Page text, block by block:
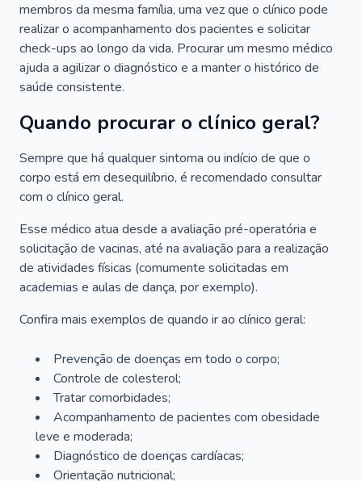
membros da mesma família, uma vez que o clínico pode
realizar o acompanhamento dos pacientes e solicitar
check-ups ao longo da vida. Procurar um mesmo médico
ajuda a agilizar o diagnóstico e a manter o histórico de
saúde consistente.
Quando procurar o clínico geral?
Sempre que há qualquer sintoma ou indício de que o
corpo está em desequilíbrio, é recomendado consultar
com o clínico geral.
Esse médico atua desde a avaliação pré-operatória e
solicitação de vacinas, até na avaliação para a realização
de atividades físicas (comumente solicitadas em
academias e aulas de dança, por exemplo).
Confira mais exemplos de quando ir ao clínico geral:
Prevenção de doenças em todo o corpo;
Controle de colesterol;
Tratar comorbidades;
Acompanhamento de pacientes com obesidade
leve e moderada;
Diagnóstico de doenças cardíacas;
Orientação nutricional;